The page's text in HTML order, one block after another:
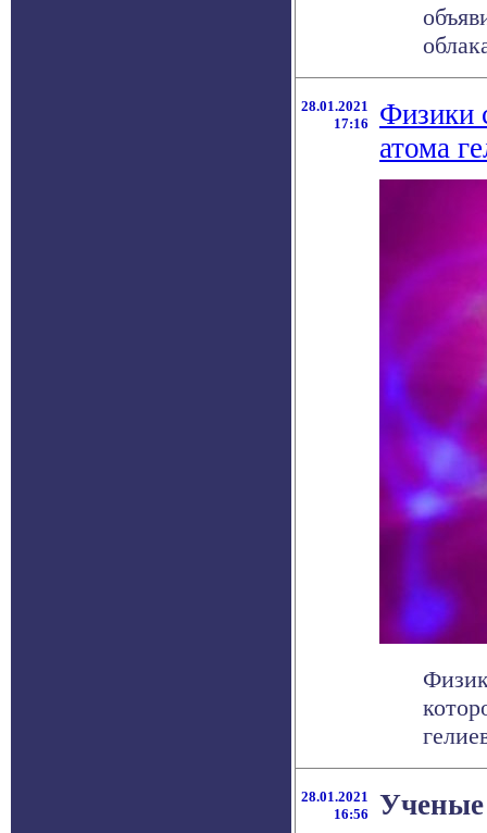
28.01.2021
17:16
Физики
атома
28.01.2021
16:56
Ученые